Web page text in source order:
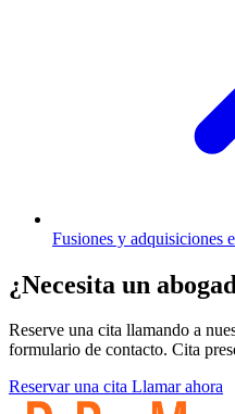
Fusiones y adquisiciones
¿Necesita un
Reserve una cita llamando a
formulario de contacto. Cita
Reservar una cita Llamar ahora